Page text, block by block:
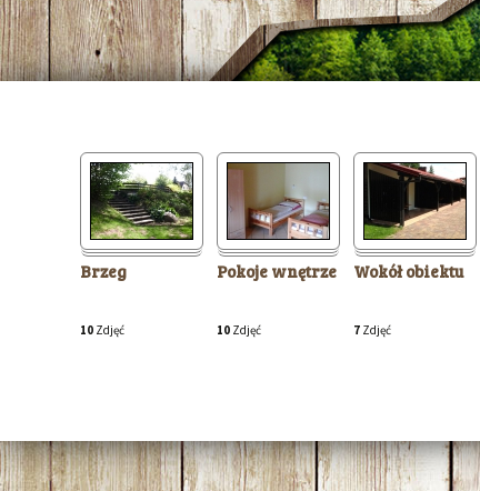
Brzeg
10 Zdjęć
Pokoje wnętrze
10 Zdjęć
Wokół obiektu
7 Zdjęć